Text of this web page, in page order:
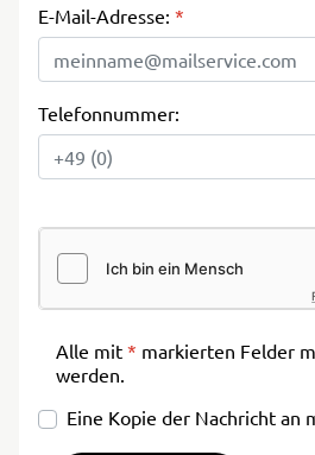
E-Mail-Adresse: *
Telefonnummer:
Alle mit * markierten Felder
werden.
Eine Kopie der Nachricht an